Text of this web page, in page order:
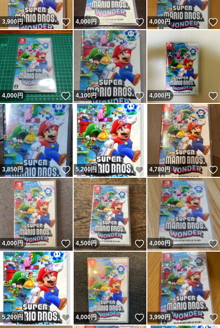
3,900円 いいね！
4,000円 いいね！
4,000円
4,000円 いいね！
4,100円 いいね！
4,000円
3,850円 いいね！
5,200 円 いいね！
4,780円
4,000円 いいね！
4,500円 いいね！
4,000円
5,200 円 いいね！
4,000円 いいね！
3,990円